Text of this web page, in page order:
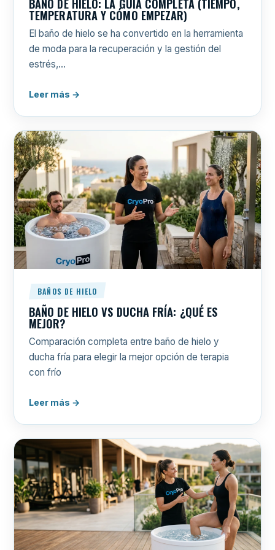
BAÑO DE HIELO: LA GUÍA COMPLETA (TIEMPO,
TEMPERATURA Y CÓMO EMPEZAR)
El baño de hielo se ha convertido en la herramienta
de moda para la recuperación y la gestión del
estrés,…
Leer más →
BAÑOS DE HIELO
BAÑO DE HIELO VS DUCHA FRÍA: ¿QUÉ ES
MEJOR?
Comparación completa entre baño de hielo y
ducha fría para elegir la mejor opción de terapia
con frío
Leer más →